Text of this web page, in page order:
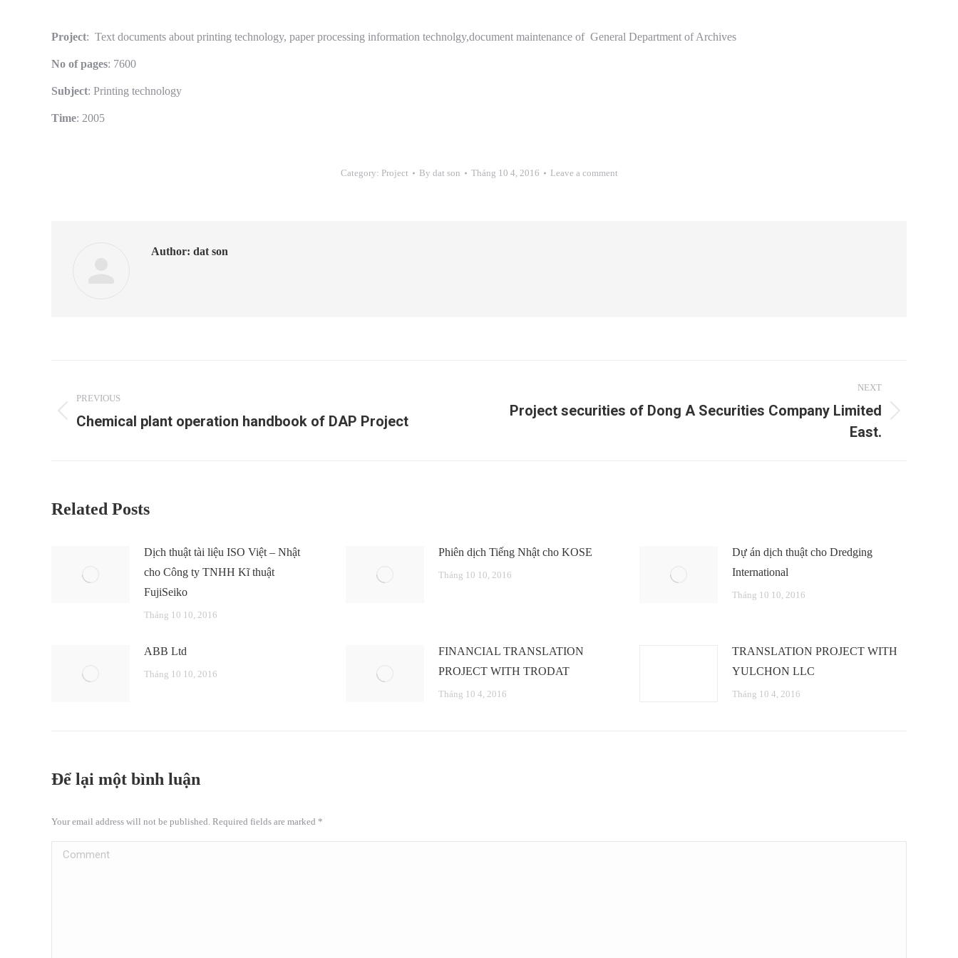
Project: Text documents about printing technology, paper processing information technolgy,document maintenance of General Department of Archives
No of pages: 7600
Subject: Printing technology
Time: 2005
Category: Project By dat son Tháng 10 4, 2016 Leave a comment
Author: dat son
navigation
PREVIOUS
Previous
Chemical plant operation handbook of DAP Project
NEXT
Next
Project securities of Dong A Securities Company Limited
East.
Related Posts
Dịch thuật tài liệu ISO Việt – Nhật
cho Công ty TNHH Kĩ thuật
FujiSeiko
Tháng 10 10, 2016
Phiên dịch Tiếng Nhật cho KOSE
Tháng 10 10, 2016
Dự án dịch thuật cho Dredging
International
Tháng 10 10, 2016
ABB Ltd
Tháng 10 10, 2016
FINANCIAL TRANSLATION
PROJECT WITH TRODAT
Tháng 10 4, 2016
TRANSLATION PROJECT WITH
YULCHON LLC
Tháng 10 4, 2016
Để lại một bình luận
Your email address will not be published. Required fields are marked *
Comment